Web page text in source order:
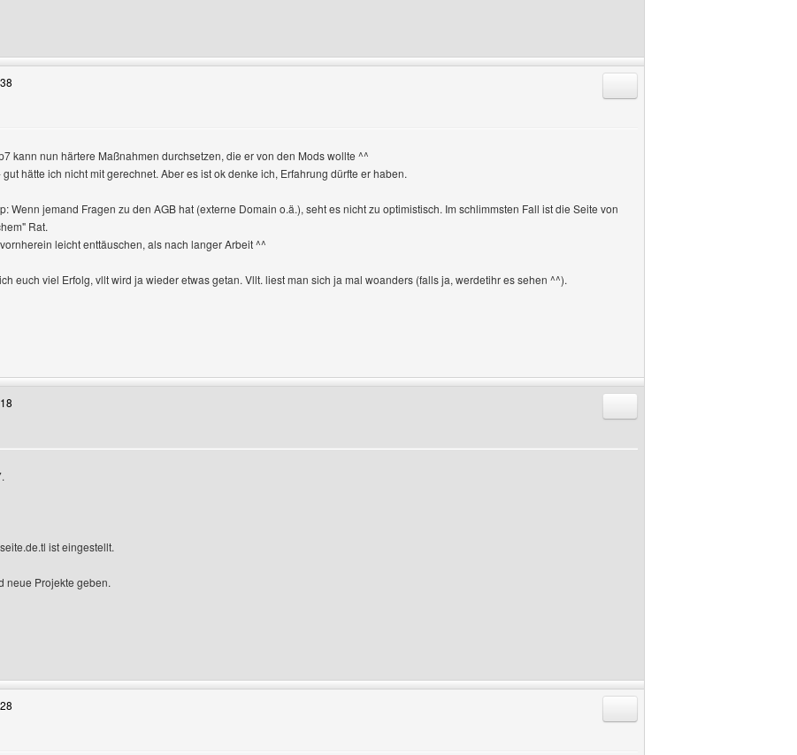
besuchen: harleyheaven
kann nun härtere Maßnahmen durchsetzen, die er von den Mods wollte ^^
hätte ich nicht mit gerechnet. Aber es ist ok denke ich, Erfahrung dürfte er haben.
Wenn jemand Fragen zu den AGB hat (externe Domain o.ä.), seht es nicht zu optimistisch. Im schlimmsten Fall ist die Seite von
Rat.
leicht enttäuschen, als nach langer Arbeit ^^
euch viel Erfolg, vllt wird ja wieder etwas getan. Vllt. liest man sich ja mal woanders (falls ja, werdetihr es sehen ^^).
besuchen: AsgarSerran
ist eingestellt.
neue Projekte geben.
besuchen: robins-webseite